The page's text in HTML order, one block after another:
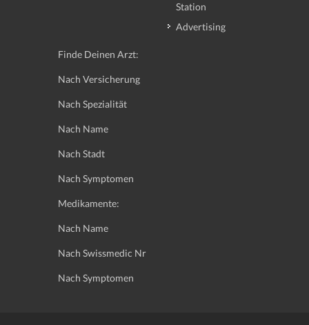
Station
Advertising
Finde Deinen Arzt:
Nach Versicherung
Nach Spezialität
Nach Name
Nach Stadt
Nach Symptomen
Medikamente:
Nach Name
Nach Swissmedic Nr
Nach Symptomen